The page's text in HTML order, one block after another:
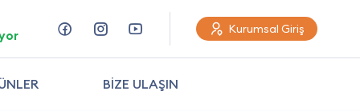
Kurumsal Giriş
BİZE ULAŞIN